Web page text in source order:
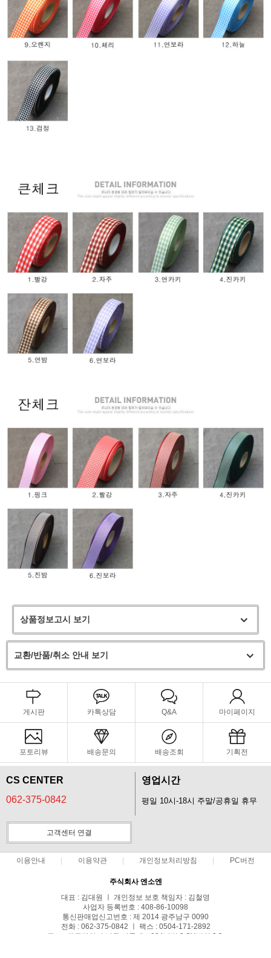
상품정보고시 보기
교환/반품/취소 안내 보기
게시판 카톡상담 Q&A 마이페이지
포토리뷰 배송문의 배송조회 기획전
CS CENTER
062-375-0842
영업시간
평일 10시-18시 주말/공휴일 휴무
고객센터 연결
이용안내 이용약관 개인정보처리방침 PC버전
주식회사 엔소엔
대표 : 김대원 ㅣ 개인정보 보호 책임자 : 김철영
사업자 등록번호 : 408-86-10098
통신판매업신고번호 : 제 2014 광주남구 0090
전화 : 062-375-0842 ㅣ 팩스 : 0504-171-2892
주소 : 광주광역시 남구 서문대로824번길 3 SH빌딩 3층